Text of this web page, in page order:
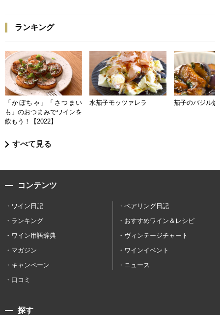
ランキング
「かぼちゃ」「さつまい
も」のおつまみでワインを
飲もう！【2022】
水茄子モッツァレラ 茄子のバジル炒
すべて見る
コンテンツ
ワイン日記
ペアリング日記
ランキング
おすすめワイン＆レシピ
ワイン用語辞典
ヴィンテージチャート
マガジン
ワインイベント
キャンペーン
ニュース
口コミ
探す